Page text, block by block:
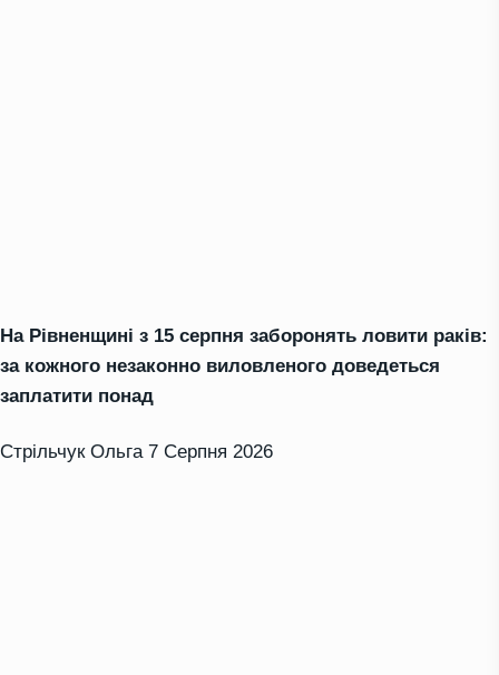
На Рівненщині з 15 серпня заборонять ловити раків:
за кожного незаконно виловленого доведеться
заплатити понад
Стрільчук Ольга 7 Серпня 2026